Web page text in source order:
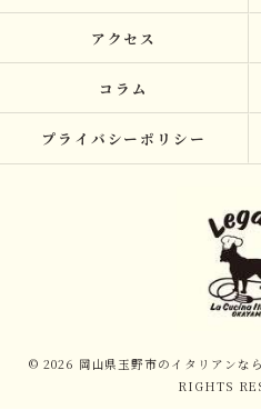
アクセス
コラム
プライバシーポリシー
© 2026 岡山県玉野市のイタリアン
RIGHTS